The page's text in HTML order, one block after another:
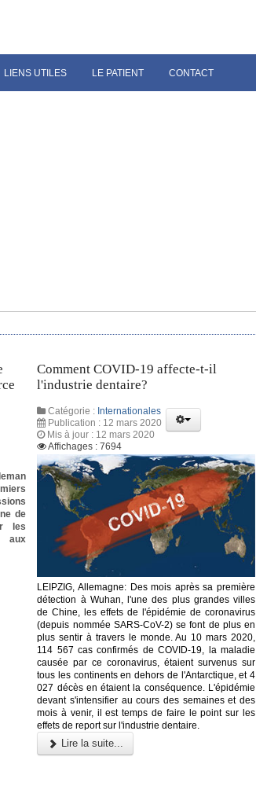
LIENS UTILES LE PATIENT CONTACT
de
les
aux
Comment COVID-19 affecte-t-il
l'industrie dentaire?
Catégorie : Internationales
Publication : 12 mars 2020
Mis à jour : 12 mars 2020
Affichages : 7694
LEIPZIG, Allemagne: Des mois après sa première
détection à Wuhan, l'une des plus grandes villes
de Chine, les effets de l'épidémie de coronavirus
(depuis nommée SARS-CoV-2) se font de plus en
plus sentir à travers le monde. Au 10 mars 2020,
114 567 cas confirmés de COVID-19, la maladie
causée par ce coronavirus, étaient survenus sur
tous les continents en dehors de l'Antarctique, et 4
027 décès en étaient la conséquence. L'épidémie
devant s'intensifier au cours des semaines et des
mois à venir, il est temps de faire le point sur les
effets de report sur l'industrie dentaire.
Lire la suite...